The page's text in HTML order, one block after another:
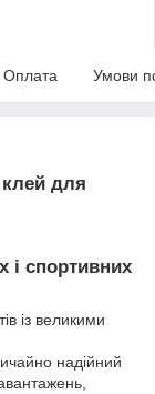
Оплата Умови
для
і спортивних
із великими
надійний